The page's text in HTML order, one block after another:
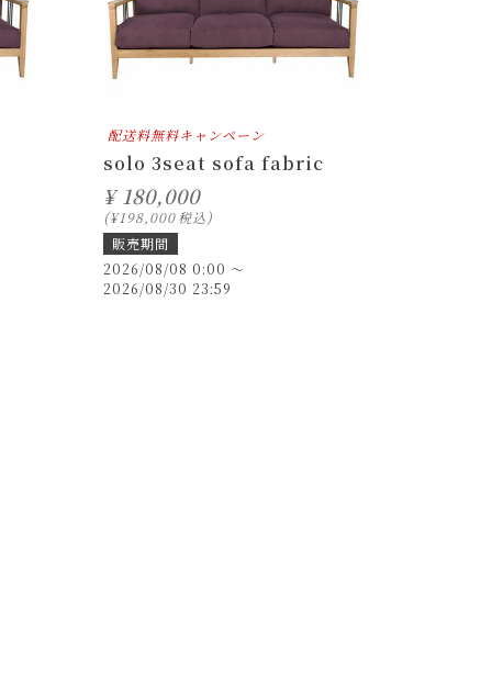
配送料無料キャンペーン
solo 3seat sofa fabric
¥ 180,000
¥198,000税込
販売期間
2026/08/08 0:00 〜
2026/08/30 23:59